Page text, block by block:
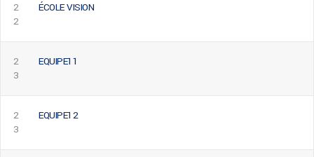
2
2
ÉCOLE VISION
2
3
EQUIPE11
2
3
EQUIPE12